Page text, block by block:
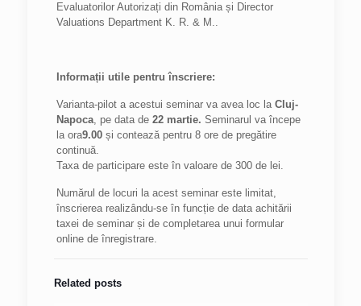
Evaluatorilor Autorizați din România și Director
Valuations Department K. R. & M..
Informații utile pentru înscriere:
Varianta-pilot a acestui seminar va avea loc la Cluj-
Napoca, pe data de 22 martie. Seminarul va începe
la ora9.00 și contează pentru 8 ore de pregătire
continuă.
Taxa de participare este în valoare de 300 de lei.
Numărul de locuri la acest seminar este limitat,
înscrierea realizându-se în funcție de data achitării
taxei de seminar și de completarea unui formular
online de înregistrare.
Related posts